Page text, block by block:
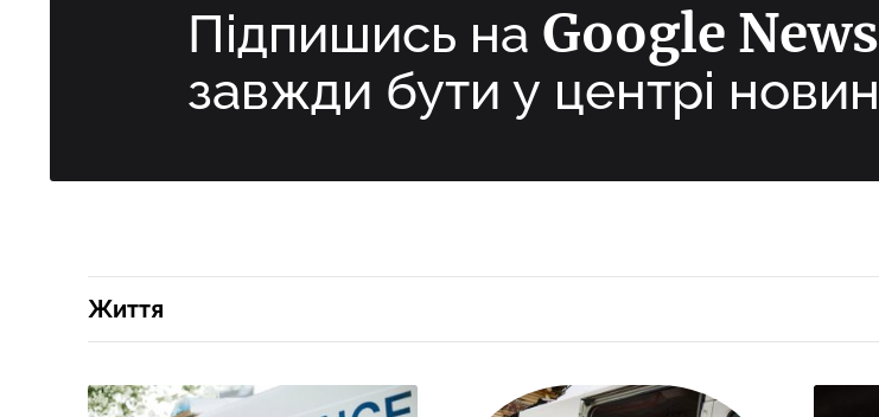
Підпишись на Google News
завжди бути у центрі новин
Життя